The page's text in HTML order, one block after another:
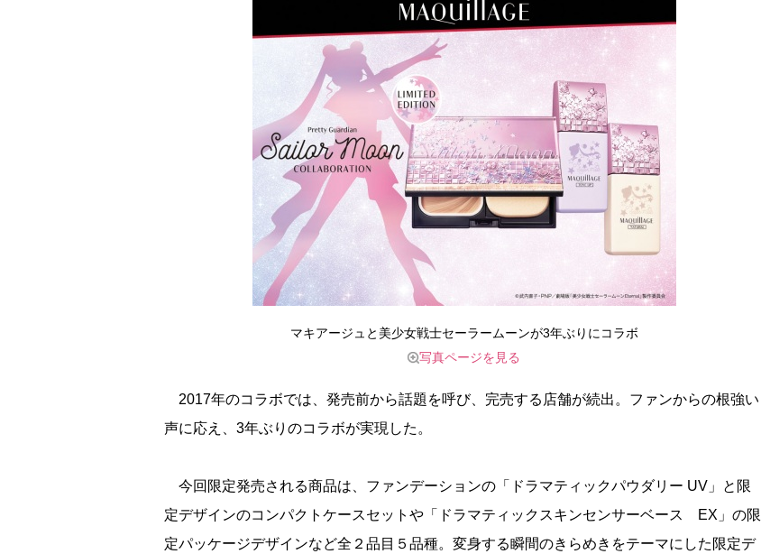
マキアージュと美少女戦士セーラームーンが3年ぶりにコラボ
写真ページを見る
2017年のコラボでは、発売前から話題を呼び、完売する店舗が続出。ファンからの根強い
声に応え、3年ぶりのコラボが実現した。
今回限定発売される商品は、ファンデーションの「ドラマティックパウダリー UV」と限
定デザインのコンパクトケースセットや「ドラマティックスキンセンサーベース EX」の限
定パッケージデザインなど全２品目５品種。変身する瞬間のきらめきをテーマにした限定デ